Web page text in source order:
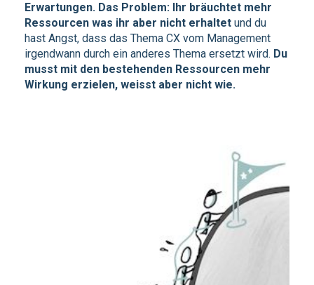
Erwartungen. Das Problem: Ihr bräuchtet mehr
Ressourcen was ihr aber nicht erhaltet und du
hast Angst, dass das Thema CX vom Management
irgendwann durch ein anderes Thema ersetzt wird. Du
musst mit den bestehenden Ressourcen mehr
Wirkung erzielen, weisst aber nicht wie.